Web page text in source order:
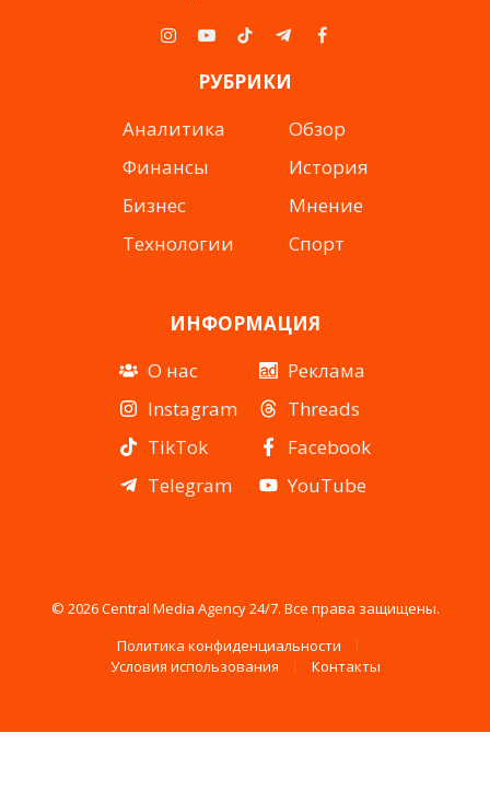
Instagram
YouTubeTikTokTelegramFacebook
РУБРИКИ
Аналитика
Финансы
Бизнес
Технологии
Обзор
История
Мнение
Спорт
ИНФОРМАЦИЯ
О нас
Instagram
TikTok
Telegram
Реклама
Threads
Facebook
YouTube
© 2026 Central Media Agency 24/7. Все права защищены.
Политика конфиденциальности
Условия использования
Контакты